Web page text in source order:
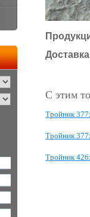
С этим
Тройник
Тройник
Тройник